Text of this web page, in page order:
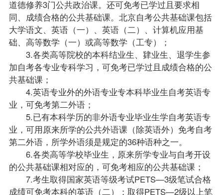
道德修养3门公共政治课。还可免考已学过且要求相
同、成绩合格的公共基础课。 北京自考公共基础课包括
大学语文、 英语（一） 、英语（二）、 计算机应用基
础、 高等数学（一） 或高等数学（工专）
；
3.各类高等院校的本科结业生、肄业生、退学生参
加自考各专业专科学习，可免考已学过且成绩合格的公
共基础课；
4.英语专业外的外语专业专本科毕业生自考英语专
业，可免考第二外语；
5.已有本科学历的非外语专业毕业生学自考英语专
业，可用原来所学的公共外语课（除英语外）免考自考
第二外语，所学外语须是规定的36种语种之一。
6.各类高等学校毕业生，原来所学专业与自考开设
的公共基础课相对应的，可免考相应的公共基础课；
7.考生取得国家英语等级考试PETS—3级笔试合格
成绩可免考本科的英语（二）；取得PETS—2级以上笔